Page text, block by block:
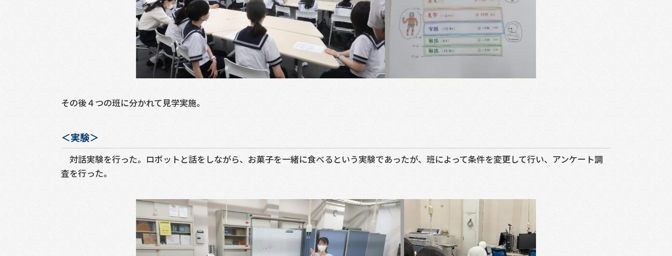
その後４つの班に分かれて見学実施。
＜実験＞
対話実験を行った。ロボットと話をしながら、お菓子を一緒に食べるという実験であったが、班によって条件を変更して行い、アンケート調
査を行った。